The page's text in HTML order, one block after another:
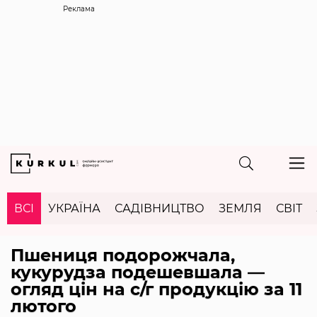
Реклама
ВСІ УКРАЇНА САДІВНИЦТВО ЗЕМЛЯ СВІТ
Пшениця подорожчала,
кукурудза подешевшала —
огляд цін на с/г продукцію за 11
лютого